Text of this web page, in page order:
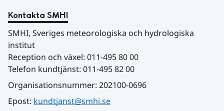
Kontakta SMHI
SMHI, Sveriges meteorologiska och hydrologiska
institut
Reception och växel: 011-495 80 00
Telefon kundtjänst: 011-495 82 00
Organisationsnummer: 202100-0696
Epost: kundtjanst@smhi.se